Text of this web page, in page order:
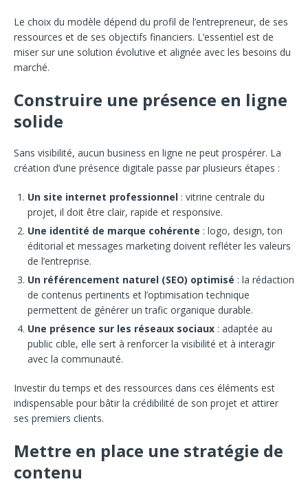
Le choix du modèle dépend du profil de l’entrepreneur, de ses
ressources et de ses objectifs financiers. L’essentiel est de
miser sur une solution évolutive et alignée avec les besoins du
marché.
Construire une présence en ligne
solide
Sans visibilité, aucun business en ligne ne peut prospérer. La
création d’une présence digitale passe par plusieurs étapes :
Un site internet professionnel : vitrine centrale du
projet, il doit être clair, rapide et responsive.
Une identité de marque cohérente : logo, design, ton
éditorial et messages marketing doivent refléter les valeurs
de l’entreprise.
Un référencement naturel (SEO) optimisé : la rédaction
de contenus pertinents et l’optimisation technique
permettent de générer un trafic organique durable.
Une présence sur les réseaux sociaux : adaptée au
public cible, elle sert à renforcer la visibilité et à interagir
avec la communauté.
Investir du temps et des ressources dans ces éléments est
indispensable pour bâtir la crédibilité de son projet et attirer
ses premiers clients.
Mettre en place une stratégie de
contenu